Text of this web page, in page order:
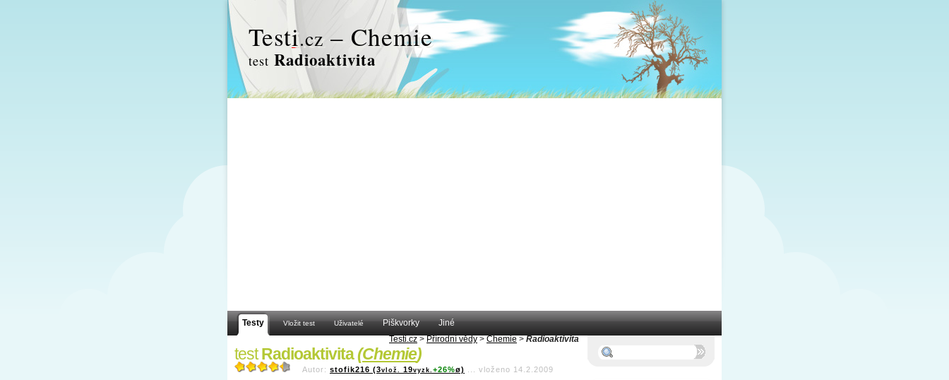
Testi.cz – Chemie
test Radioaktivita
Testy Vložit test Uživatelé Piškvorky
Jiné
Testi.cz > Přírodní vědy > Chemie > Radioaktivita
testRadioaktivita(Chemie)
Autor: stofik216 (3vlož. 19vyzk. +26%ø) vloženo 14.2.2009